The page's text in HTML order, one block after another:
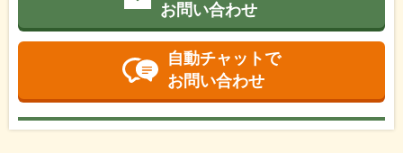
お問い合わせ
自動チャットで
お問い合わせ